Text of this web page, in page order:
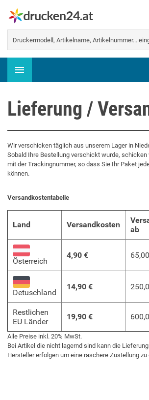
Es gibt
Lieferung /
Wir verschicken täglich aus unserem Lager in
Sobald Ihre Bestellung verschickt wurde, schicken
mit der Trackingnummer, so dass Sie Ihr Paket
können.
Versandkostentabelle
Land Versandkosten
ab
Österreich
4,90 €
Detuschland
14,90 €
Restlichen
EU Länder
19,90 €
Alle Preise inkl. 20% MwSt.
Bei Artikel die nicht lagernd sind kann die
Hersteller erfolgen um eine raschere Zustellung zu